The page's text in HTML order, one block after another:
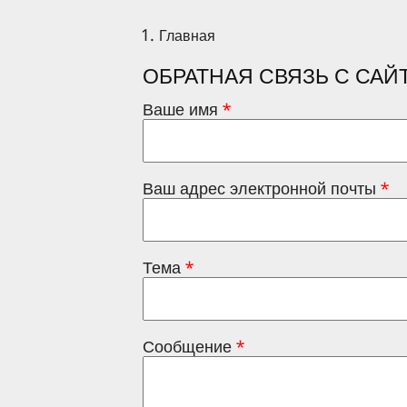
Главная
ОБРАТНАЯ СВЯЗЬ С
Ваше имя
Ваш адрес электронной почты
Тема
Сообщение